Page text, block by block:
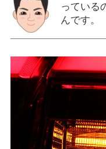
っている
んです。